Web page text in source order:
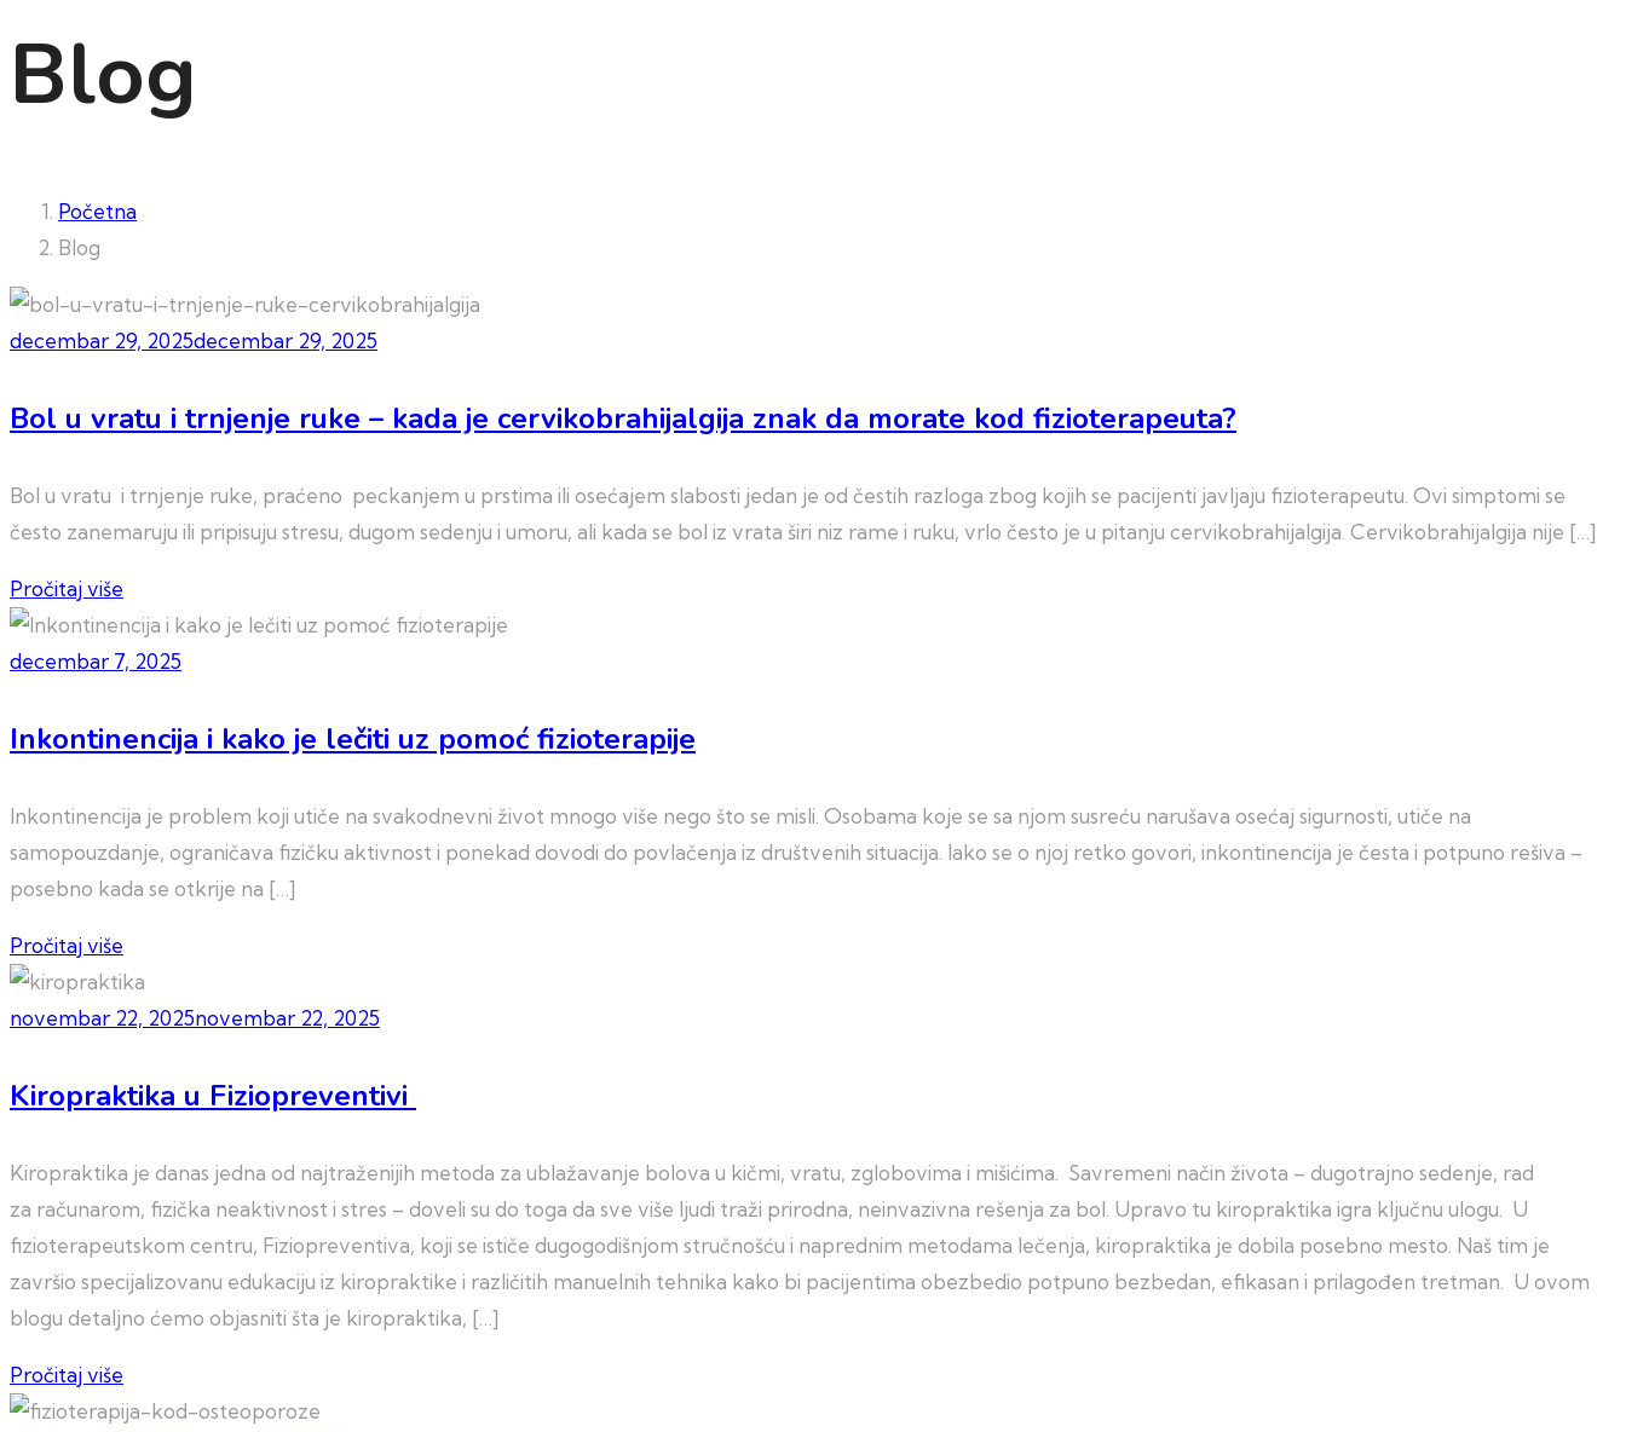
Blog
Početna
Blog
decembar 29, 2025decembar 29, 2025
Bol u vratu i trnjenje ruke – kada je cervikobrahijalgija znak da morate kod fizioterapeuta?
Bol u vratu i trnjenje ruke, praćeno peckanjem u prstima ili osećajem slabosti jedan je od čestih razloga zbog kojih se pacijenti javljaju fizioterapeutu. Ovi simptomi se
često zanemaruju ili pripisuju stresu, dugom sedenju i umoru, ali kada se bol iz vrata širi niz rame i ruku, vrlo često je u pitanju cervikobrahijalgija. Cervikobrahijalgija nije […]
Pročitaj više
decembar 7, 2025
Inkontinencija i kako je lečiti uz pomoć fizioterapije
Inkontinencija je problem koji utiče na svakodnevni život mnogo više nego što se misli. Osobama koje se sa njom susreću narušava osećaj sigurnosti, utiče na
samopouzdanje, ograničava fizičku aktivnost i ponekad dovodi do povlačenja iz društvenih situacija. Iako se o njoj retko govori, inkontinencija je česta i potpuno rešiva –
posebno kada se otkrije na […]
Pročitaj više
novembar 22, 2025novembar 22, 2025
Kiropraktika u Fiziopreventivi
Kiropraktika je danas jedna od najtraženijih metoda za ublažavanje bolova u kičmi, vratu, zglobovima i mišićima. Savremeni način života – dugotrajno sedenje, rad
za računarom, fizička neaktivnost i stres – doveli su do toga da sve više ljudi traži prirodna, neinvazivna rešenja za bol. Upravo tu kiropraktika igra ključnu ulogu. U
fizioterapeutskom centru, Fiziopreventiva, koji se ističe dugogodišnjom stručnošću i naprednim metodama lečenja, kiropraktika je dobila posebno mesto. Naš tim je
završio specijalizovanu edukaciju iz kiropraktike i različitih manuelnih tehnika kako bi pacijentima obezbedio potpuno bezbedan, efikasan i prilagođen tretman. U ovom
blogu detaljno ćemo objasniti šta je kiropraktika, […]
Pročitaj više